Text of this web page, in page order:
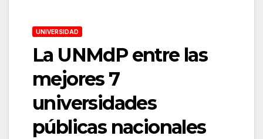
UNIVERSIDAD
La UNMdP entre las
mejores 7
universidades
públicas nacionales